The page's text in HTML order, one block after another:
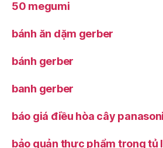
50 megumi
bánh ăn dặm gerber
bánh gerber
banh gerber
báo giá điều hòa cây
bảo quản thực phẩm trong tủ